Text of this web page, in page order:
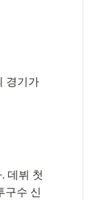
경기가
데뷔 첫
구수 신